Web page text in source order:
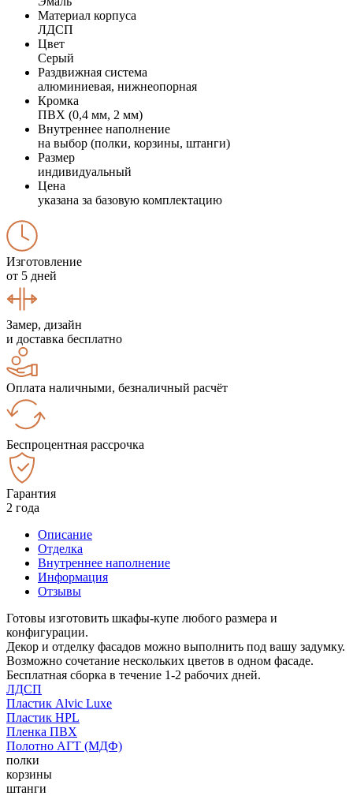
Материал корпуса
ЛДСП
Цвет
Серый
Раздвижная система
алюминиевая, нижнеопорная
Кромка
ПВХ (0,4 мм, 2 мм)
Внутреннее наполнение
на выбор (полки, корзины, штанги)
Размер
индивидуальный
Цена
указана за базовую комплектацию
Изготовление
от 5 дней
Замер, дизайн
и доставка бесплатно
Оплата наличными, безналичный расчёт
Беспроцентная рассрочка
Гарантия
2 года
Описание
Отделка
Внутреннее наполнение
Информация
Отзывы
Готовы изготовить шкафы-купе любого размера и
конфигурации.
Декор и отделку фасадов можно выполнить под вашу задумку.
Возможно сочетание нескольких цветов в одном фасаде.
Бесплатная сборка в течение 1-2 рабочих дней.
ЛДСП
Пластик Alvic Luxe
Пластик HPL
Пленка ПВХ
Полотно АГТ (МДФ)
полки
корзины
штанги